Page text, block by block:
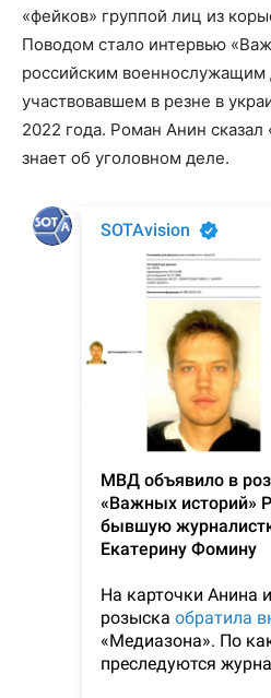
«фейков» группой лиц из
Поводом стало интервью
российским
участвовавшем в резне в
2022 года. Роман Анин
знает об уголовном деле.